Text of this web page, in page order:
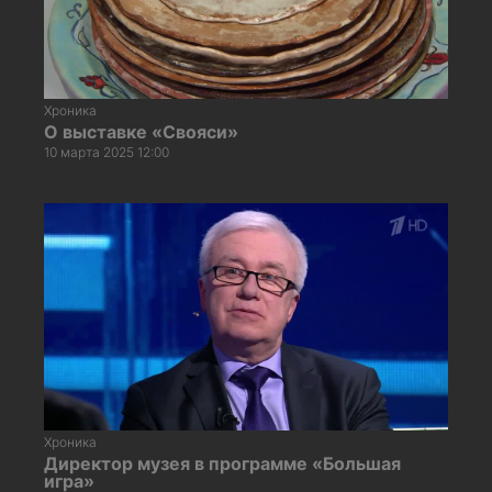
Хроника
О выставке «Свояси»
10 марта 2025 12:00
Хроника
Директор музея в программе «Большая
игра»